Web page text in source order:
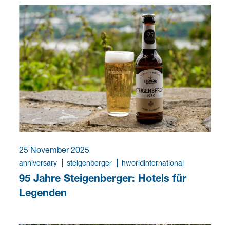
25 November 2025
anniversary steigenberger hworldinternational
95 Jahre Steigenberger: Hotels für
Legenden